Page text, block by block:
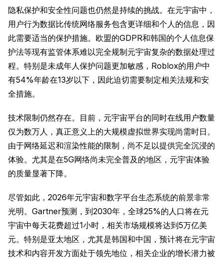
隐私保护和安全性问题也仍然是持续的挑战。在元宇宙中，
用户行为数据比传统网络服务包含更详细和个人的信息，因
此需要适当的保护措施。欧盟的GDPR和韩国的个人信息保
护法等现有监管体系难以完全规制元宇宙复杂的数据处理过
程。特别是未成年人保护问题更加敏感，Roblox的用户中
有54%年龄在13岁以下，因此迫切需要制定相关法规和安
全措施。
技术限制仍然存在。目前，元宇宙平台的同时在线用户数量
仅为数万人，真正意义上的大规模虚拟世界实现尚需时日。
由于网络延迟和渲染性能的限制，尚不足以提供完全沉浸的
体验。尤其是在5G网络尚未完全普及的地区，元宇宙体验
的质量显著下降。
尽管如此，2026年元宇宙和数字平台生态系统的前景非常
光明。Gartner预测，到2030年，全球25%的人口将在元
宇宙中每天花费超过1小时，相关市场规模将达到5万亿美
元。特别是亚太地区，尤其是韩国和中国，预计将在元宇宙
技术和内容开发方面处于领先地位，相关企业的增长潜力被